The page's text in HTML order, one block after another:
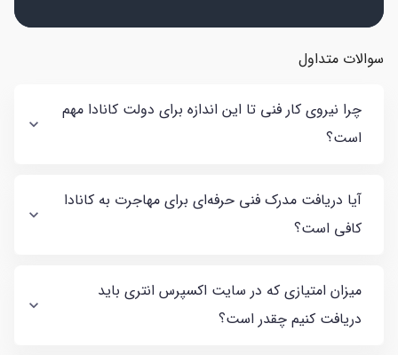
سوالات متداول
چرا نیروی کار فنی تا این اندازه برای دولت کانادا مهم
است؟
آیا دریافت مدرک فنی حرفه‌ای برای مهاجرت به کانادا
کافی است؟
میزان امتیازی که در سایت اکسپرس انتری باید
دریافت کنیم چقدر است؟